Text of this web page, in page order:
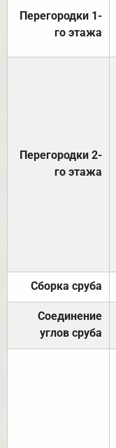
Перегородки 1-
го этажа
Перегородки 2-
го этажа
Сборка сруба
Соединение
углов сруба